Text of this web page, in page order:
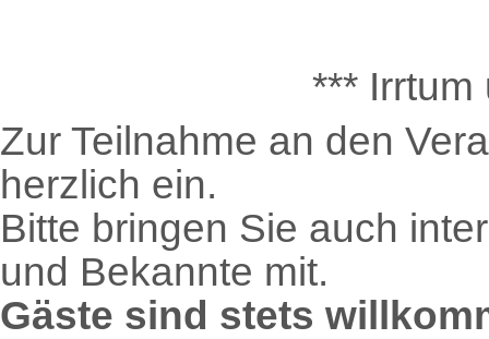
*** Irrtum
Zur Teilnahme an den
herzlich ein.
Bitte bringen Sie auch
und Bekannte mit.
Gäste sind stets